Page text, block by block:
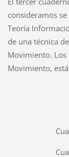
consideramos
Teoría
de una técnica
Movimiento. Los
Movimiento,